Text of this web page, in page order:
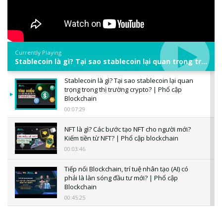
Currently Playing
Stablecoin là gì? Tại sao stablecoin lại quan trọng trong thị trường crypto? | Phổ cập Blockchain
Stablecoin là gì? Tại sao stablecoin lại quan
trọng trong thị trường crypto? | Phổ cập
Blockchain
00:07:29
NFT là gì? Các bước tạo NFT cho người mới?
Kiếm tiền từ NFT? | Phổ cập blockchain
00:03:46
Tiếp nối Blockchain, trí tuệ nhân tạo (AI) có
phải là làn sóng đầu tư mới? | Phổ cập
Blockchain
00:45:25